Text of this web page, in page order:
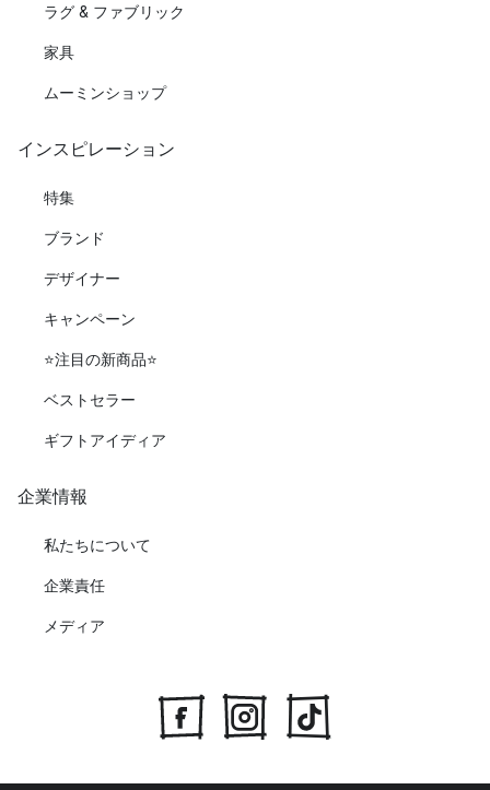
ラグ & ファブリック
家具
ムーミンショップ
インスピレーション
特集
ブランド
デザイナー
キャンペーン
⭐️注目の新商品⭐️
ベストセラー
ギフトアイディア
企業情報
私たちについて
企業責任
メディア